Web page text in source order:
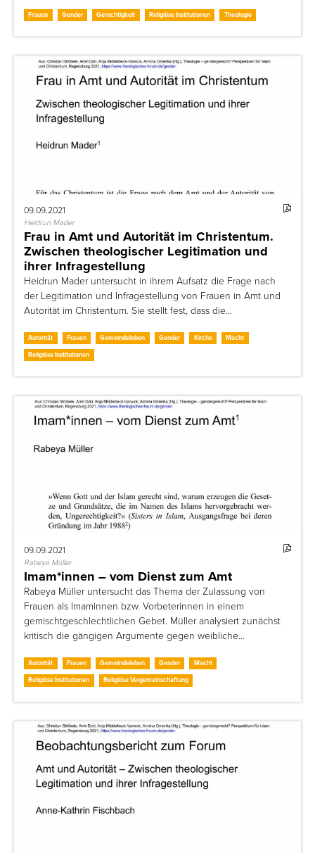
Frauen Gender Gerechtigkeit Religiöse Institutionen Theologie
09.09.2021
Heidrun Mader
Frau in Amt und Autorität im Christentum.
Zwischen theologischer Legitimation und
ihrer Infragestellung
Heidrun Mader untersucht in ihrem Aufsatz die Frage nach
der Legitimation und Infragestellung von Frauen in Amt und
Autorität im Christentum. Sie stellt fest, dass die…
Autorität Frauen Gemeindeleben Gender Kirche
Macht
Religiöse Institutionen
09.09.2021
Rabeya Müller
Imam*innen – vom Dienst zum Amt
Rabeya Müller untersucht das Thema der Zulassung von
Frauen als Imaminnen bzw. Vorbeterinnen in einem
gemischtgeschlechtlichen Gebet. Müller analysiert zunächst
kritisch die gängigen Argumente gegen weibliche…
Autorität Frauen Gemeindeleben Gender
Macht
Religiöse Institutionen
Religiöse Vergemeinschaftung